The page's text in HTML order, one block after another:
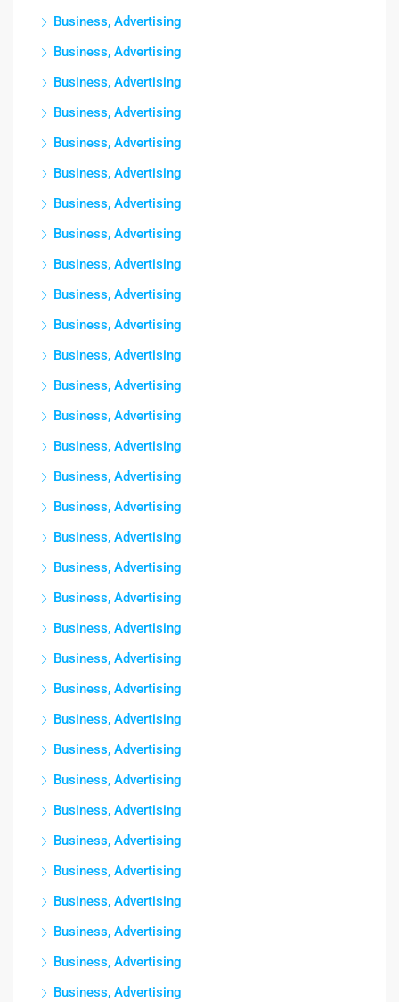
Business, Advertising
Business, Advertising
Business, Advertising
Business, Advertising
Business, Advertising
Business, Advertising
Business, Advertising
Business, Advertising
Business, Advertising
Business, Advertising
Business, Advertising
Business, Advertising
Business, Advertising
Business, Advertising
Business, Advertising
Business, Advertising
Business, Advertising
Business, Advertising
Business, Advertising
Business, Advertising
Business, Advertising
Business, Advertising
Business, Advertising
Business, Advertising
Business, Advertising
Business, Advertising
Business, Advertising
Business, Advertising
Business, Advertising
Business, Advertising
Business, Advertising
Business, Advertising
Business, Advertising